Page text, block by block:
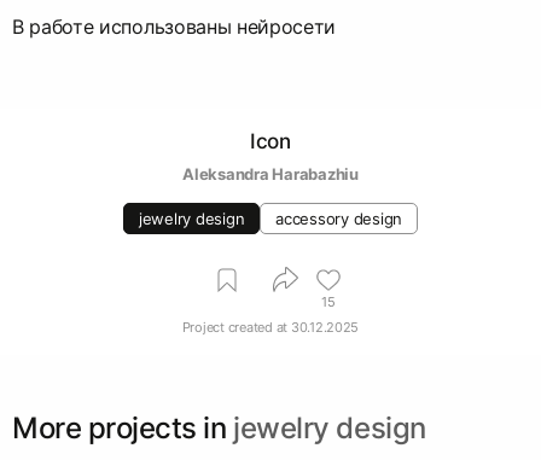
В работе использованы нейросети
Icon
Aleksandra Harabazhiu
jewelry design accessory design
15
Project created at 30.12.2025
More projects in jewelry design